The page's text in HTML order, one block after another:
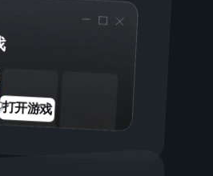
打开游戏